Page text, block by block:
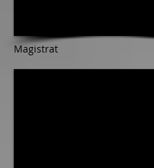
Magistrat